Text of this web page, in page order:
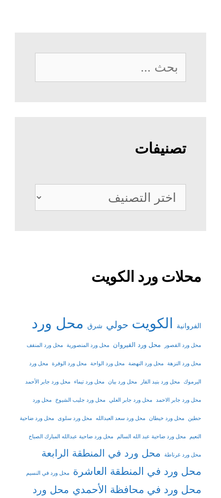
البحث
عن:
تصنيفات
تصنيفات
محلات ورد الكويت
الفروانية الكويت حولي شرق محل ورد
محل ورد القصور محل ورد القيروان محل ورد المنصورية محل ورد المنقف
محل ورد النزهة محل ورد النهضة محل ورد الواحة محل ورد الوفرة محل ورد
اليرموك محل ورد بنيد القار محل ورد بيان محل ورد تيماء محل ورد جابر الأحمد
محل ورد جابر الاحمد محل ورد جابر العلي محل ورد جليب الشيوخ محل ورد
حطين محل ورد خيطان محل ورد سعد العبدالله محل ورد سلوى محل ورد ضاحية
النعيم محل ورد ضاحية عبد الله السالم محل ورد ضاحية عبدالله المبارك الصباح
محل ورد غرناطة
محل ورد في المنطقة الرابعة
محل ورد في المنطقة العاشرة
محل ورد في النسيم
محل ورد في محافظة الأحمدي محل ورد